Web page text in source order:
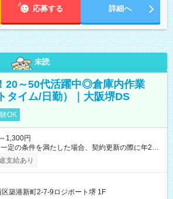
応募する 詳細へ
未読
20～50代活躍中◎倉庫内作業
タイム/日勤）｜大阪堺DS
OK
1,300円
定の条件を満たした場合、契約更新の際に年2回
■正社員登用制度あり ※月末締/翌
※時間外手当、別途支給 ※深夜割増賃金 (22:00～
して働けます！ 【試用期間】試用期間
の長さ：1週間 雇用形態、給与は本採用時と同じ
支給あり
区築港新町2-7-9ロジポート堺 1F